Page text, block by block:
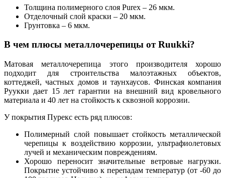
Толщина полимерного слоя Purex – 26 мкм.
Отделочный слой краски – 20 мкм.
Грунтовка – 6 мкм.
В чем плюсы металлочерепицы от Ruukki?
Матовая металлочерепица этого производителя хорошо
подходит для строительства малоэтажных объектов,
коттеджей, частных домов и таунхаусов. Финская компания
Руукки дает 15 лет гарантии на внешний вид кровельного
материала и 40 лет на стойкость к сквозной коррозии.
У покрытия Пурекс есть ряд плюсов:
Полимерный слой повышает стойкость металлической
черепицы к воздействию коррозии, ультрафиолетовых
лучей и механическим повреждениям.
Хорошо переносит значительные ветровые нагрузки.
Покрытие устойчиво к перепадам температур (от -60 до